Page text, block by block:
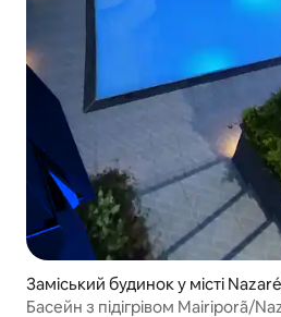
Заміський будинок у місті
Басейн з підігрівом Mairiporã/